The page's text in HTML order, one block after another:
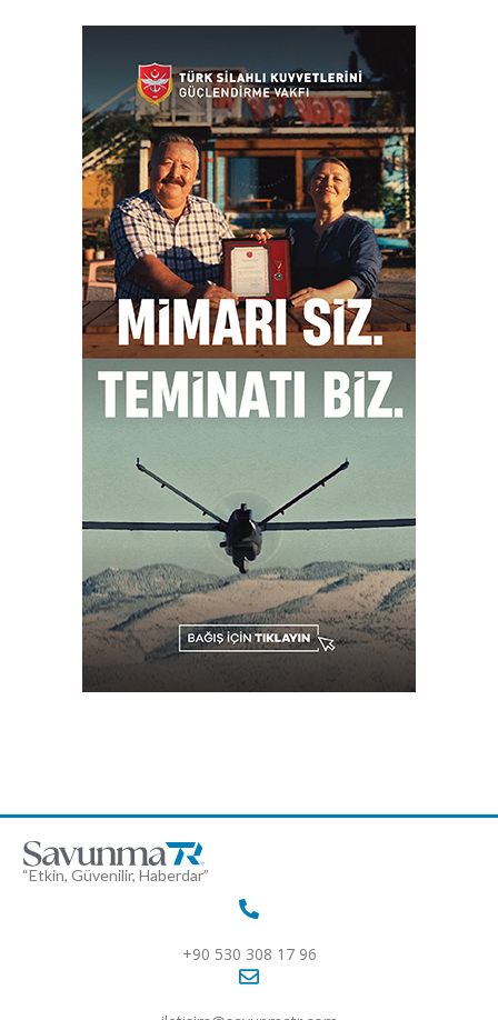
“Etkin, Güvenilir, Haberdar”
+90 530 308 17 96